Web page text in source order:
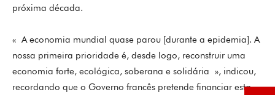
próxima década.
« A economia mundial quase parou [durante a epidemia]. A
nossa primeira prioridade é, desde logo, reconstruir uma
economia forte, ecológica, soberana e solidária », indicou,
recordando que o Governo francês pretende financiar esta